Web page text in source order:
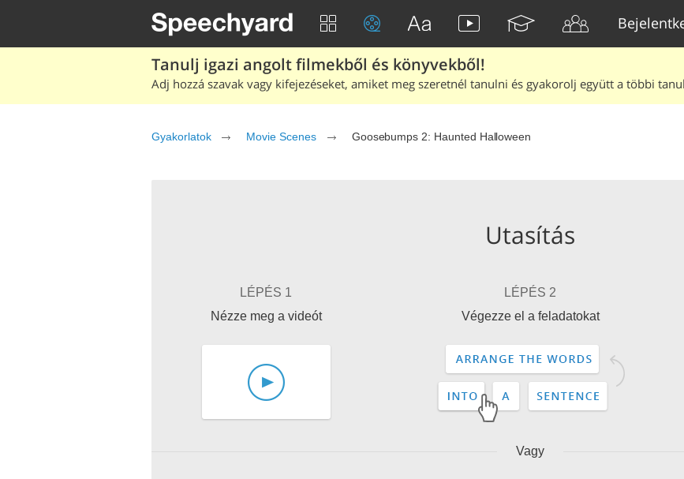
Tanulj igazi angolt filmekből és könyvekből!
Adj hozzá szavak vagy kifejezéseket, amiket meg szeretnél tanulni és gyakorolj együtt a többi
Gyakorlatok Movie Scenes Goosebumps 2: Haunted Halloween
Utasítás
LÉPÉS 1
Nézze meg a videót
LÉPÉS 2
Végezze el a feladatokat
Vagy